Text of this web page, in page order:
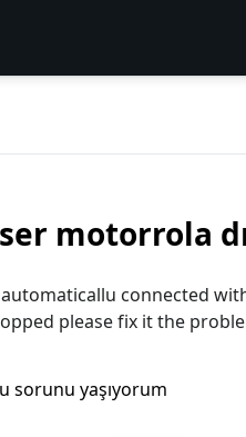
motorrola
connected
please fix it the
sorunu yaşıyorum